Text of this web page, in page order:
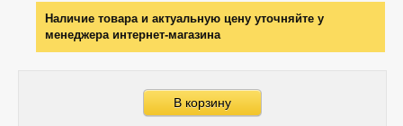
Наличие товара и актуальную цену уточняйте у
менеджера интернет-магазина
В корзину